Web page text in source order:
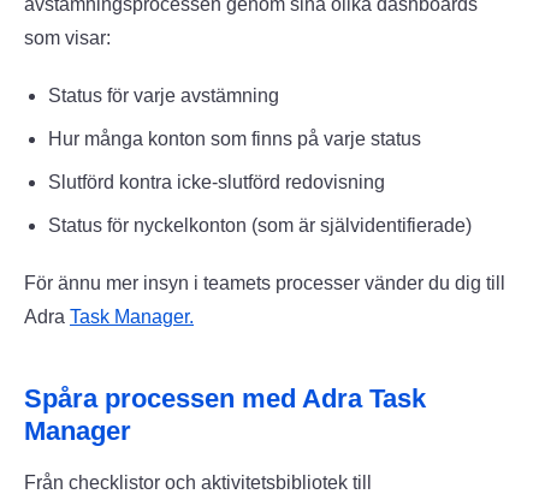
avstämningsprocessen genom sina olika dashboards
som visar:
Status för varje avstämning
Hur många konton som finns på varje status
Slutförd kontra icke-slutförd redovisning
Status för nyckelkonton (som är självidentifierade)
För ännu mer insyn i teamets processer vänder du dig till
Adra Task Manager.
Spåra processen med Adra Task
Manager
Från checklistor och aktivitetsbibliotek till